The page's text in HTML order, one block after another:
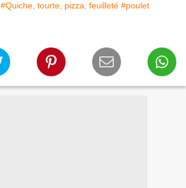
#Quiche, tourte, pizza, feuilleté #poulet